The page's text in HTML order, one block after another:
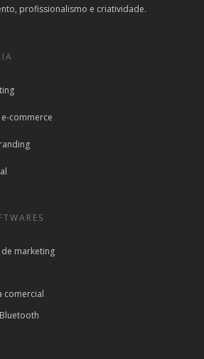
profissionalismo e criatividade.
commerce
marketing
comercial